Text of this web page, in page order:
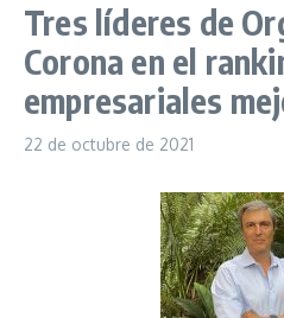
Tres líderes de
Corona en el
empresariales
22 de octubre de 2021